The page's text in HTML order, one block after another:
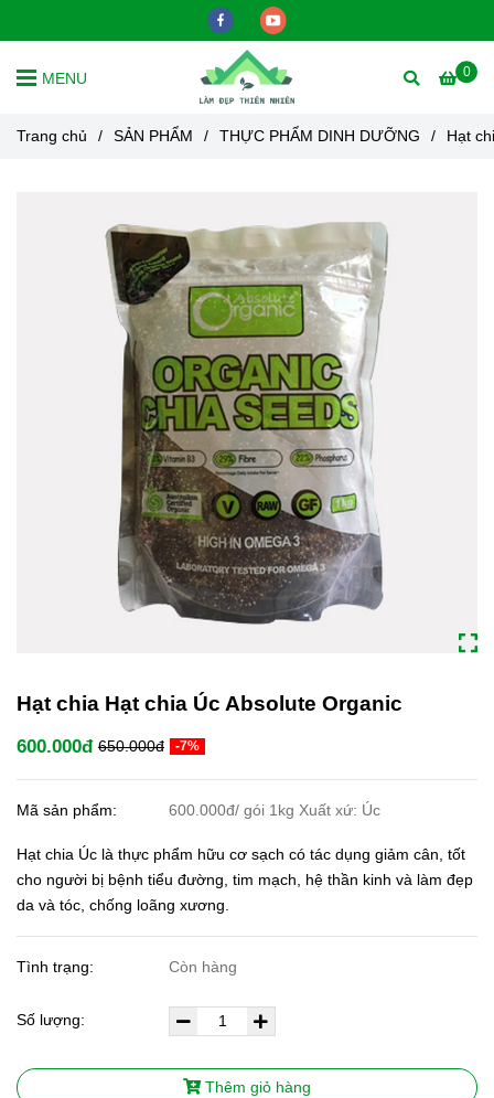
0
MENU
Trang chủ / SẢN PHẨM / THỰC PHẨM DINH DƯỠNG / Hạt
Hạt chia Hạt chia Úc Absolute Organic
600.000đ 650.000đ -7%
Mã sản phẩm: 600.000đ/ gói 1kg Xuất xứ: Úc
Hạt chia Úc là thực phẩm hữu cơ sạch có tác dụng giảm cân, tốt
cho người bị bệnh tiểu đường, tim mạch, hệ thần kinh và làm đẹp
da và tóc, chống loãng xương.
Tình trạng: Còn hàng
Số lượng:
Thêm giỏ hàng